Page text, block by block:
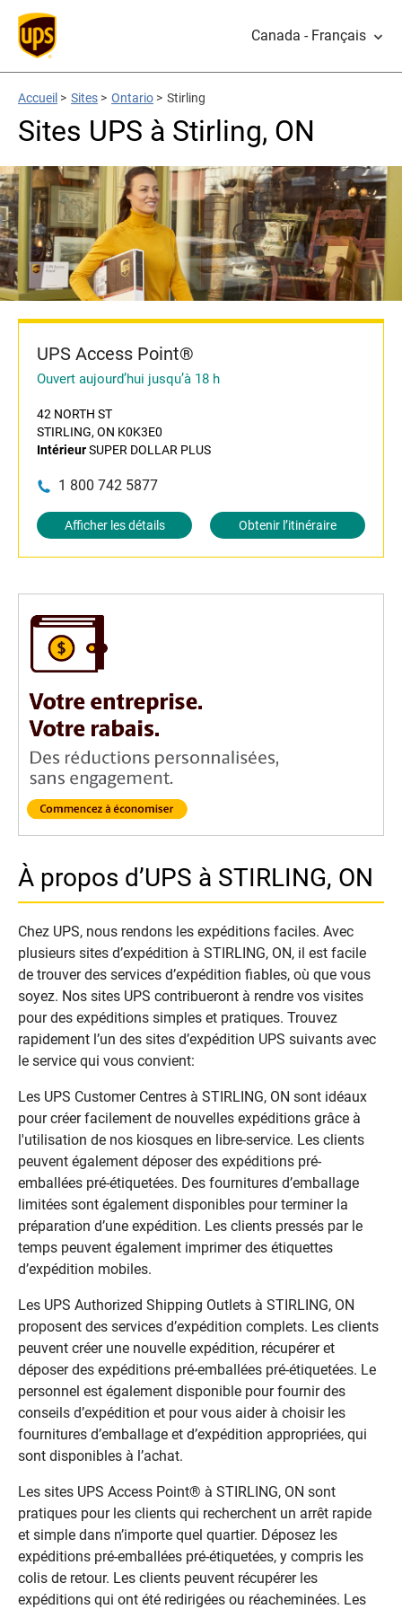
Canada - Français
Accueil > Sites > Ontario > Stirling
Sites UPS à Stirling, ON
UPS Access Point®
Ouvert aujourd’hui jusqu’à 18 h
42 NORTH ST
STIRLING, ON K0K3E0
IntérieurSUPER DOLLAR PLUS
1 800 742 5877
Afficher les détails Obtenir l’itinéraire
À propos d’UPS à STIRLING, ON
Chez UPS, nous rendons les expéditions faciles. Avec
plusieurs sites d’expédition à STIRLING, ON, il est facile
de trouver des services d’expédition fiables, où que vous
soyez. Nos sites UPS contribueront à rendre vos visites
pour des expéditions simples et pratiques. Trouvez
rapidement l’un des sites d’expédition UPS suivants avec
le service qui vous convient:
Les UPS Customer Centres à STIRLING, ON sont idéaux
pour créer facilement de nouvelles expéditions grâce à
l'utilisation de nos kiosques en libre-service. Les clients
peuvent également déposer des expéditions pré-
emballées pré-étiquetées. Des fournitures d’emballage
limitées sont également disponibles pour terminer la
préparation d’une expédition. Les clients pressés par le
temps peuvent également imprimer des étiquettes
d’expédition mobiles.
Les UPS Authorized Shipping Outlets à STIRLING, ON
proposent des services d’expédition complets. Les clients
peuvent créer une nouvelle expédition, récupérer et
déposer des expéditions pré-emballées pré-étiquetées. Le
personnel est également disponible pour fournir des
conseils d’expédition et pour vous aider à choisir les
fournitures d’emballage et d’expédition appropriées, qui
sont disponibles à l’achat.
Les sites UPS Access Point® à STIRLING, ON sont
pratiques pour les clients qui recherchent un arrêt rapide
et simple dans n’importe quel quartier. Déposez les
expéditions pré-emballées pré-étiquetées, y compris les
colis de retour. Les clients peuvent récupérer les
expéditions qui ont été redirigées ou réacheminées. Les